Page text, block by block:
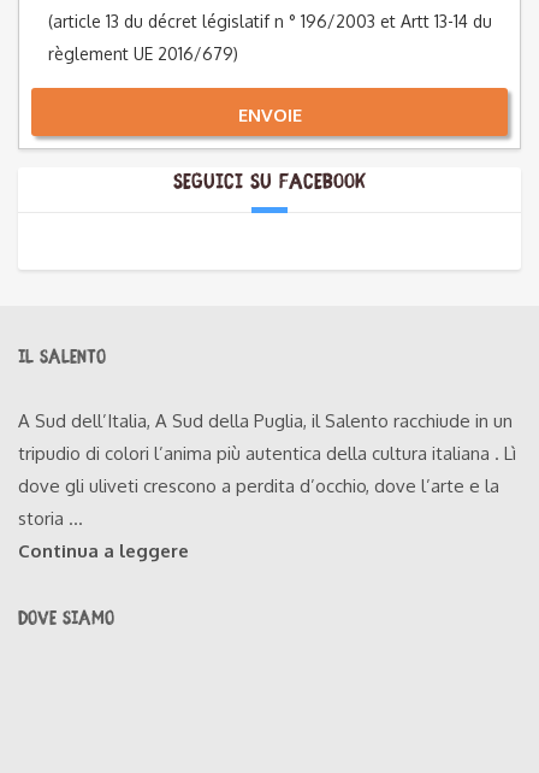
(article 13 du décret législatif n ° 196/2003 et Artt 13-14 du
règlement UE 2016/679)
ENVOIE
Alternative:
Seguici su Facebook
IL SALENTO
A Sud dell’Italia, A Sud della Puglia, il Salento racchiude in un
tripudio di colori l’anima più autentica della cultura italiana . Lì
dove gli uliveti crescono a perdita d’occhio, dove l’arte e la
storia ...
Continua a leggere
DOVE SIAMO